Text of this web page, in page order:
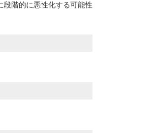
段階的に悪性化する可能性